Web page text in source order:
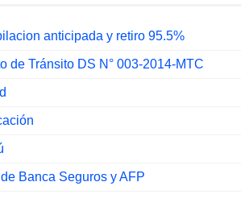
anticipada y retiro 95.5%
de Tránsito DS N° 003-2014-MTC
Banca Seguros y AFP